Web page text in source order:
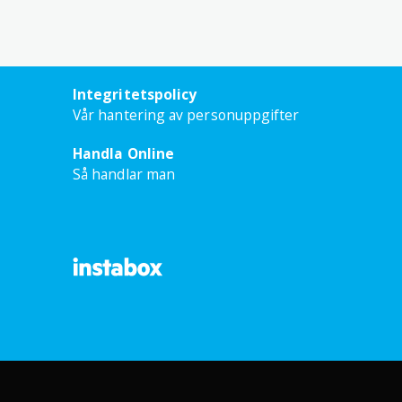
4
av 5
Integritetspolicy
Vår hantering av personuppgifter
Handla Online
Så handlar man